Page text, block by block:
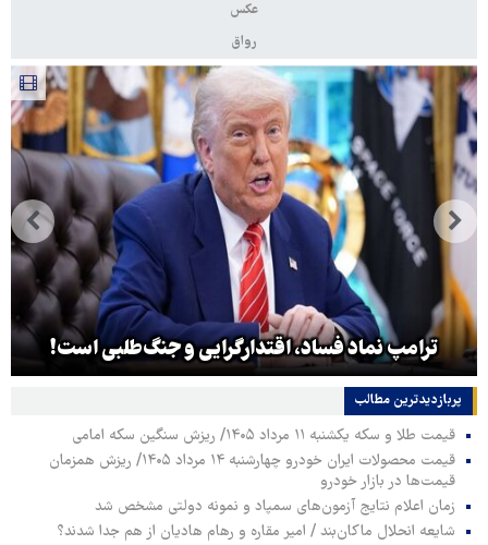
عکس
رواق
ترامپ نماد فساد، اقتدارگرایی و جنگ‌طلبی است!
پربازدیدترین‌ مطالب
قیمت طلا و سکه یکشنبه ۱۱ مرداد ۱۴۰۵/ ریزش سنگین سکه امامی
قیمت محصولات ایران خودرو چهارشنبه ۱۴ مرداد ۱۴۰۵/ ریزش همزمان
قیمت‌ها در بازار خودرو
زمان اعلام نتایج آزمون‌های سمپاد و نمونه دولتی مشخص شد
شایعه انحلال ماکان‌بند / امیر مقاره و رهام هادیان از هم جدا شدند؟